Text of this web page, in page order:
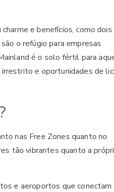
e benefícios, como
o refúgio para empresas
é o solo fértil para
e oportunidades de
nas Free Zones quanto no
tão vibrantes quanto a
e aeroportos que conectam